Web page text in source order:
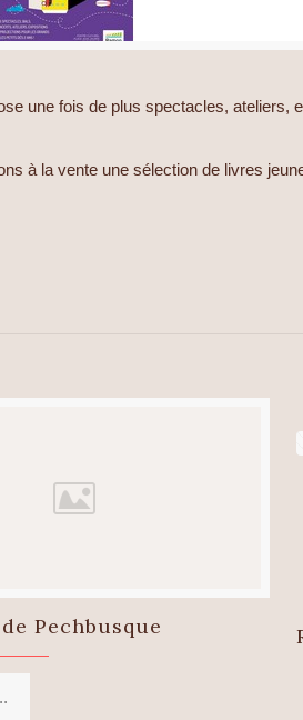
une fois de plus spectacles, ateliers,
à la vente une sélection de livres
Pechbusque